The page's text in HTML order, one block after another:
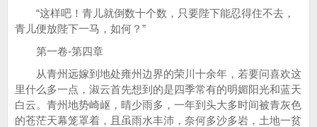
“这样吧！青儿就倒数十个数，只要陛下能忍得住不去，
青儿便放陛下一马，如何？”
第一卷-第四章
从青州远嫁到地处雍州边界的荣川十余年，若要问喜欢这
里什么多一点，淑云首先想到的是四季常有的明媚阳光和蓝天
白云。青州地势崎岖，晴少雨多，一年到头大多时间被青灰色
的苍茫天幕笼罩着，且虽雨水丰沛，奈何多沙多岩，土地一贫